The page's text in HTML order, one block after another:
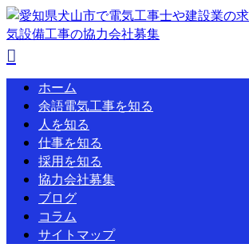
ホーム
余語電気工事を知る
人を知る
仕事を知る
採用を知る
協力会社募集
ブログ
コラム
サイトマップ